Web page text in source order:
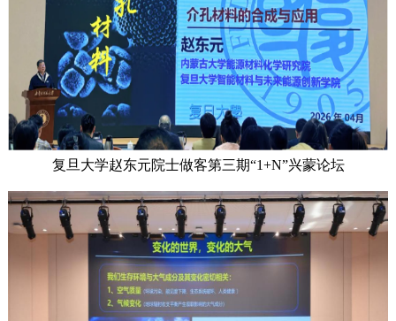
复旦大学赵东元院士做客第三期“1+N”兴蒙论坛